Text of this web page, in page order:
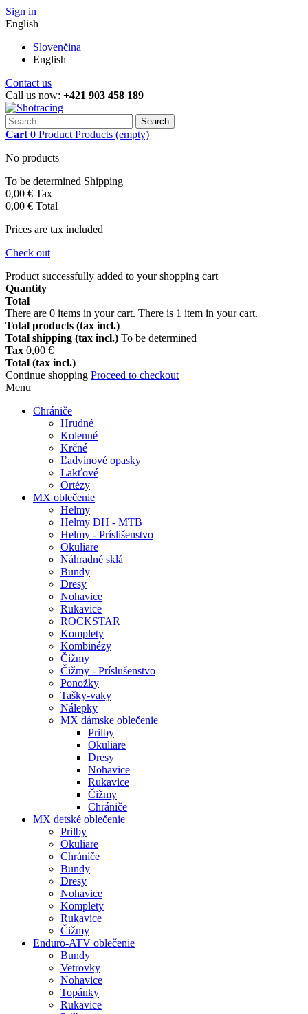
Sign in
English
Slovenčina
English
Contact us
Call us now: +421 903 458 189
Search
Cart 0 Product Products (empty)
No products
To be determined Shipping
0,00 € Tax
0,00 € Total
Prices are tax included
Check out
Product successfully added to your shopping cart
Quantity
Total
There are 0 items in your cart. There is 1 item in your cart.
Total products (tax incl.)
Total shipping (tax incl.) To be determined
Tax 0,00 €
Total (tax incl.)
Continue shopping Proceed to checkout
Menu
Chrániče
Hrudné
Kolenné
Krčné
Ľadvinové opasky
Lakťové
Ortézy
MX oblečenie
Helmy
Helmy DH - MTB
Helmy - Príslišenstvo
Okuliare
Náhradné sklá
Bundy
Dresy
Nohavice
Rukavice
ROCKSTAR
Komplety
Kombinézy
Čižmy
Čižmy - Príslušenstvo
Ponožky
Tašky-vaky
Nálepky
MX dámske oblečenie
Prilby
Okuliare
Dresy
Nohavice
Rukavice
Čižmy
Chrániče
MX detské oblečenie
Prilby
Okuliare
Chrániče
Bundy
Dresy
Nohavice
Komplety
Rukavice
Čižmy
Enduro-ATV oblečenie
Bundy
Vetrovky
Nohavice
Topánky
Rukavice